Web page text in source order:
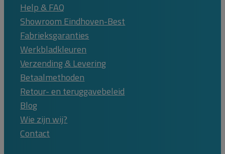
Help & FAQ
Showroom Eindhoven-Best
Fabrieksgaranties
Werkbladkleuren
Verzending & Levering
Betaalmethoden
Retour- en teruggavebeleid
Blog
Wie zijn wij?
Contact